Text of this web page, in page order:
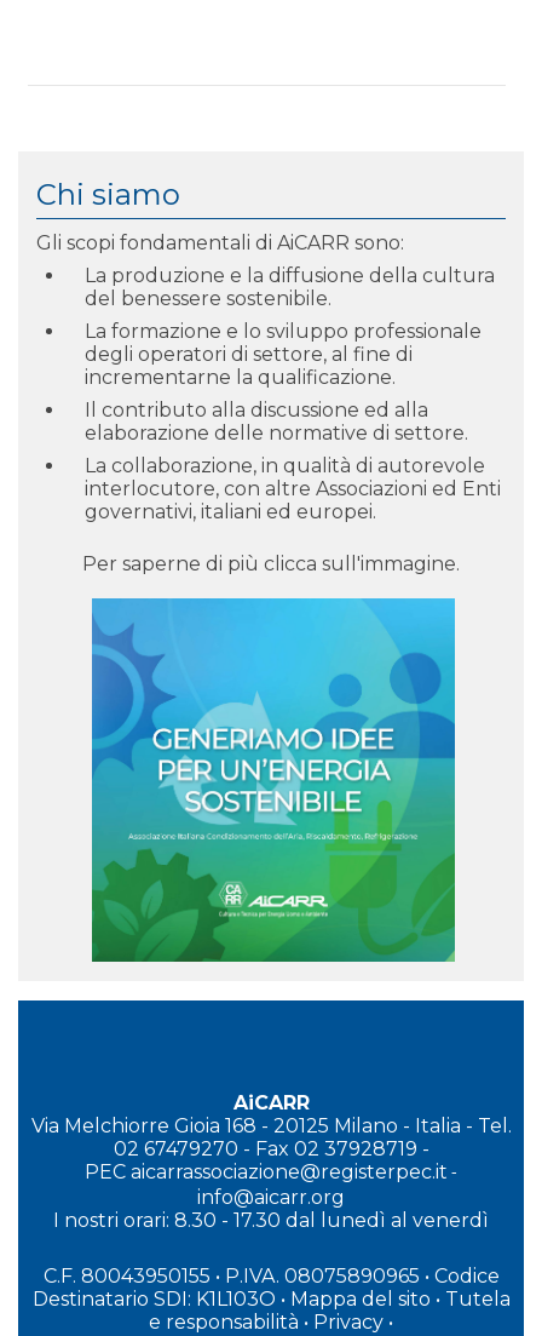
Chi siamo
Gli scopi fondamentali di AiCARR sono:
La produzione e la diffusione della cultura
del benessere sostenibile.
La formazione e lo sviluppo professionale
degli operatori di settore, al fine di
incrementarne la qualificazione.
Il contributo alla discussione ed alla
elaborazione delle normative di settore.
La collaborazione, in qualità di autorevole
interlocutore, con altre Associazioni ed Enti
governativi, italiani ed europei.
Per saperne di più clicca sull'immagine.
AiCARR
Via Melchiorre Gioia 168 - 20125 Milano - Italia - Tel.
02 67479270 - Fax 02 37928719 -
PEC aicarrassociazione@registerpec.it -
info@aicarr.org
I nostri orari: 8.30 - 17.30 dal lunedì al venerdì
C.F. 80043950155 • P.IVA. 08075890965 • Codice
Destinatario SDI: K1L103O • Mappa del sito • Tutela
e responsabilità • Privacy •